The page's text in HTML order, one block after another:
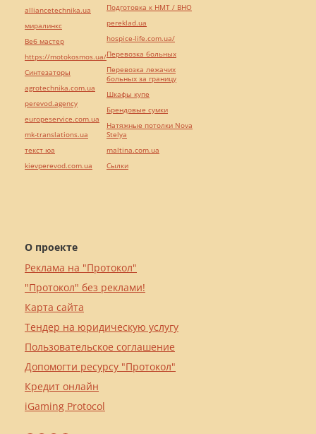
О проекте
Реклама на "Протокол"
"Протокол" без реклами!
Карта сайта
Тендер на юридическую услугу
Пользовательское соглашение
Допомогти ресурсу "Протокол"
Кредит онлайн
iGaming Protocol
alliancetechnika.ua
миралинкс
Веб мастер
https://motokosmos.ua/
Синтезаторы
agrotechnika.com.ua
perevod.agency
europeservice.com.ua
mk-translations.ua
текст юа
kievperevod.com.ua
Подготовка к НМТ / ВНО
pereklad.ua
hospice-life.com.ua/
Перевозка больных
Перевозка лежачих
больных за границу
Шкафы купе
Брендовые сумки
Натяжные потолки Nova
Stelya
maltina.com.ua
Cылки